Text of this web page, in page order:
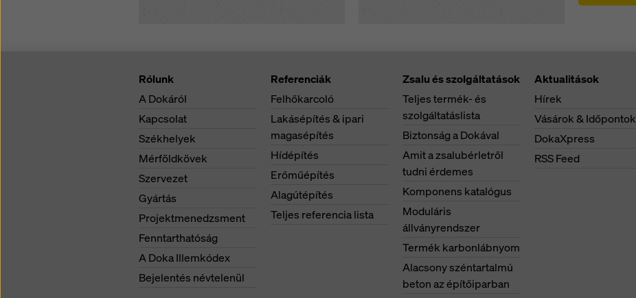
Rólunk
A Dokáról
Kapcsolat
Székhelyek
Mérföldkövek
Szervezet
Gyártás
Projektmenedzsment
Fenntarthatóság
A Doka Illemkódex
Bejelentés névtelenül
Referenciák
Felhőkarcoló
Lakásépítés & ipari
magasépítés
Hídépítés
Erőműépítés
Alagútépítés
Teljes referencia lista
Zsalu és szolgáltatások
Teljes termék- és
szolgáltatáslista
Biztonság a Dokával
Amit a zsalubérletről
tudni érdemes
Komponens katalógus
Moduláris
állványrendszer
Termék karbonlábnyom
Alacsony széntartalmú
beton az építőiparban
Aktualitások
Hírek
Vásárok & Időpontok
DokaXpress
RSS Feed